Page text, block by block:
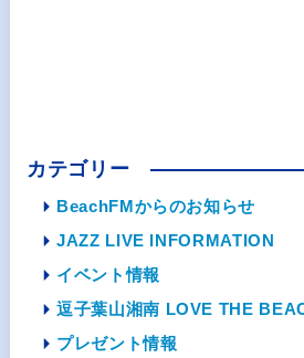
カテゴリー
BeachFMからのお知らせ
JAZZ LIVE INFORMATION
イベント情報
逗子葉山湘南 LOVE THE
プレゼント情報